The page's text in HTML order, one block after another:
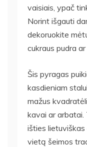
vaisiais, ypač
Norint išgauti
dekoruokite
cukraus pudra
Šis pyragas
kasdieniam
mažus
kavai ar arbatai.
išties
vietą šeimos